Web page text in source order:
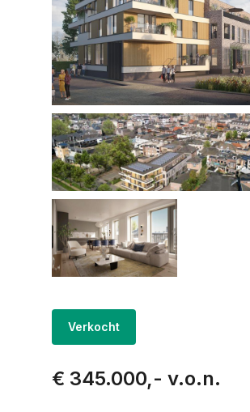
Verkocht
€ 345.000,- v.o.n.